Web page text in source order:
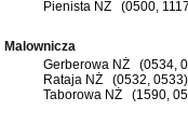
Pienista NŻ (0500,
Malownicza
Gerberowa NŻ (0534,
Rataja NŻ (0532, 0533)
Taborowa NŻ (1590,